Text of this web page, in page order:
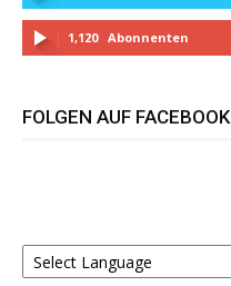
1,120 Abonnenten
FOLGEN AUF FACEBOOK